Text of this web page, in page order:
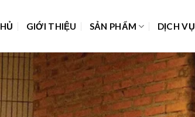
GIỚI THIỆU SẢN PHẨM DỊCH VỤ